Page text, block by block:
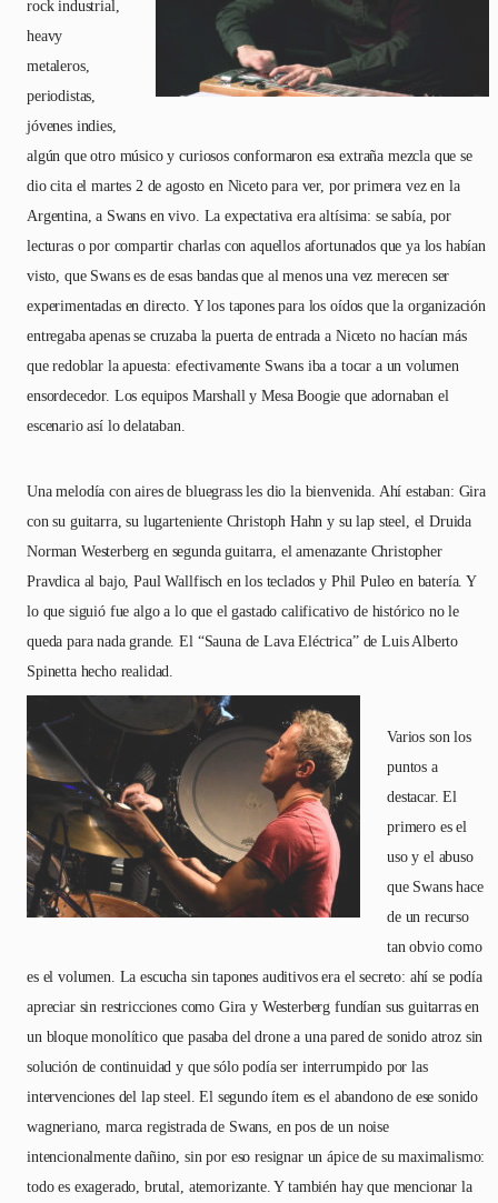
rock industrial,
heavy
metaleros,
periodistas,
jóvenes indies,
algún que otro músico y curiosos conformaron esa extraña mezcla que se
dio cita el martes 2 de agosto en Niceto para ver, por primera vez en la
Argentina, a Swans en vivo. La expectativa era altísima: se sabía, por
lecturas o por compartir charlas con aquellos afortunados que ya los habían
visto, que Swans es de esas bandas que al menos una vez merecen ser
experimentadas en directo. Y los tapones para los oídos que la organización
entregaba apenas se cruzaba la puerta de entrada a Niceto no hacían más
que redoblar la apuesta: efectivamente Swans iba a tocar a un volumen
ensordecedor. Los equipos Marshall y Mesa Boogie que adornaban el
escenario así lo delataban.
Una melodía con aires de bluegrass les dio la bienvenida. Ahí estaban: Gira
con su guitarra, su lugarteniente Christoph Hahn y su lap steel, el Druida
Norman Westerberg en segunda guitarra, el amenazante Christopher
Pravdica al bajo, Paul Wallfisch en los teclados y Phil Puleo en batería. Y
lo que siguió fue algo a lo que el gastado calificativo de histórico no le
queda para nada grande. El “Sauna de Lava Eléctrica” de Luis Alberto
Spinetta hecho realidad.
Varios son los
puntos a
destacar. El
primero es el
uso y el abuso
que Swans hace
de un recurso
tan obvio como
es el volumen. La escucha sin tapones auditivos era el secreto: ahí se podía
apreciar sin restricciones como Gira y Westerberg fundían sus guitarras en
un bloque monolítico que pasaba del drone a una pared de sonido atroz sin
solución de continuidad y que sólo podía ser interrumpido por las
intervenciones del lap steel. El segundo ítem es el abandono de ese sonido
wagneriano, marca registrada de Swans, en pos de un noise
intencionalmente dañino, sin por eso resignar un ápice de su maximalismo:
todo es exagerado, brutal, atemorizante. Y también hay que mencionar la